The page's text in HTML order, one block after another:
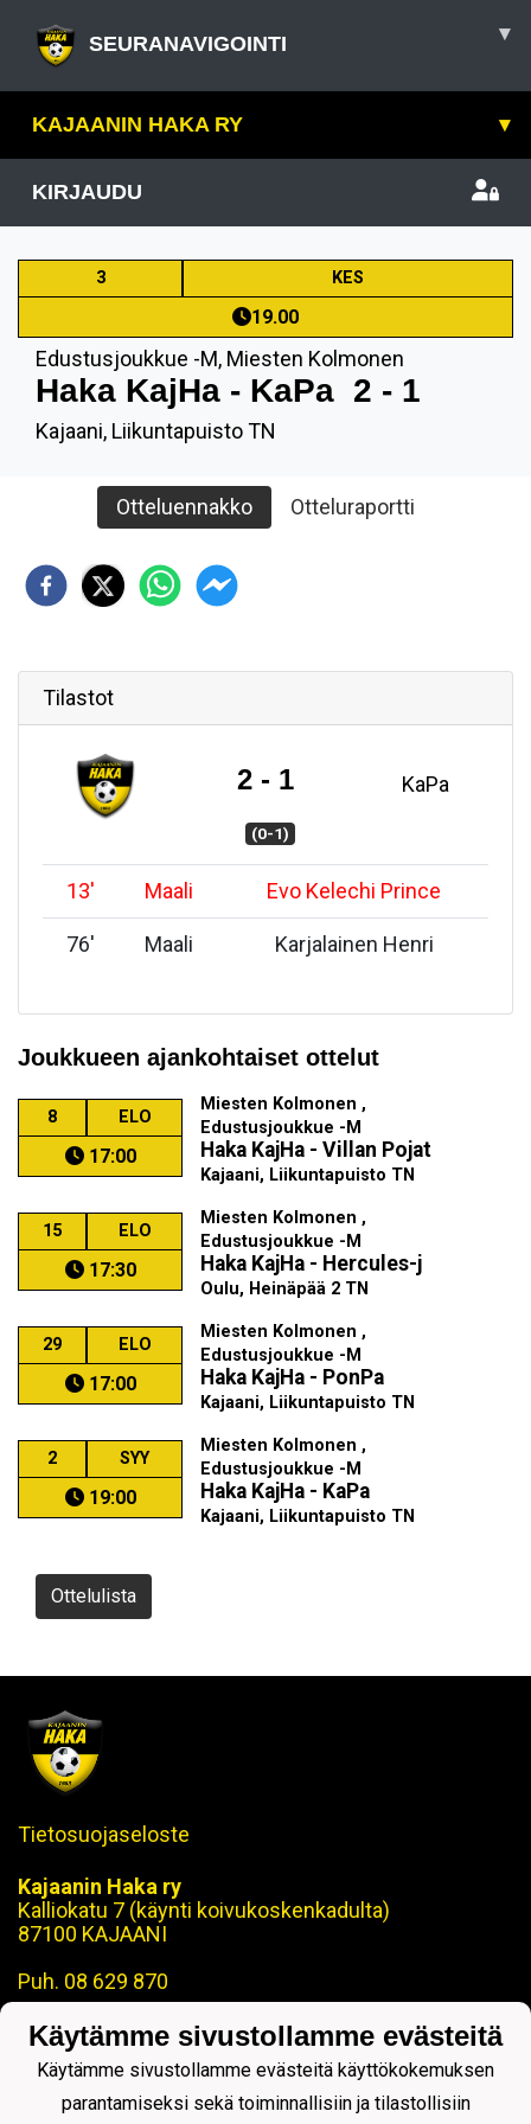
SEURANAVIGOINTI ▾
KAJAANIN HAKA RY ▾
KIRJAUDU
3 KES
19.00
Edustusjoukkue -M, Miesten Kolmonen
Haka KajHa - KaPa 2 - 1
Kajaani, Liikuntapuisto TN
Otteluennakko Otteluraportti
Tilastot
2 - 1 KaPa
(0-1)
13' Maali Evo Kelechi Prince
76' Maali Karjalainen Henri
Joukkueen ajankohtaiset ottelut
8 ELO
17:00
Miesten Kolmonen ,
Edustusjoukkue -M
Haka KajHa - Villan Pojat
Kajaani, Liikuntapuisto TN
15 ELO
17:30
Miesten Kolmonen ,
Edustusjoukkue -M
Haka KajHa - Hercules-j
Oulu, Heinäpää 2 TN
29 ELO
17:00
Miesten Kolmonen ,
Edustusjoukkue -M
Haka KajHa - PonPa
Kajaani, Liikuntapuisto TN
2 SYY
19:00
Miesten Kolmonen ,
Edustusjoukkue -M
Haka KajHa - KaPa
Kajaani, Liikuntapuisto TN
Ottelulista
Tietosuojaseloste
Kajaanin Haka ry
Kalliokatu 7 (käynti koivukoskenkadulta)
87100 KAJAANI
Puh. 08 629 870
toimisto@kajaaninhaka.fi
ohjaus@kajaaninhaka.fi
Käytämme sivustollamme evästeitä
Käytämme sivustollamme evästeitä käyttökokemuksen
parantamiseksi sekä toiminnallisiin ja tilastollisiin